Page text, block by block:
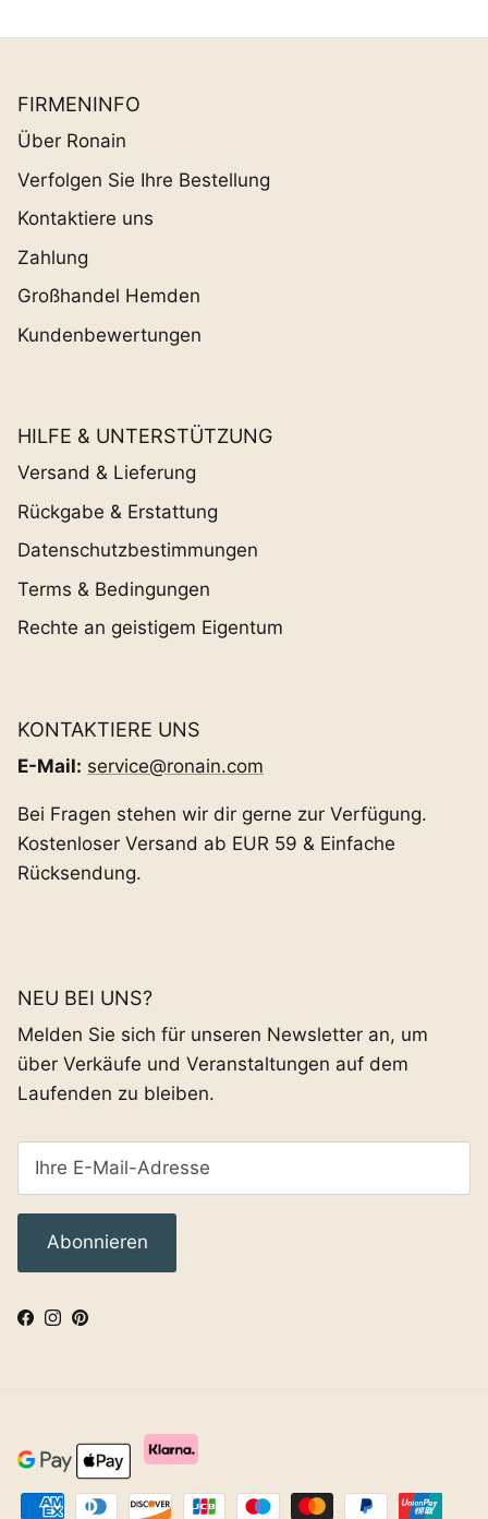
FIRMENINFO
Über Ronain
Verfolgen Sie Ihre Bestellung
Kontaktiere uns
Zahlung
Großhandel Hemden
Kundenbewertungen
HILFE & UNTERSTÜTZUNG
Versand & Lieferung
Rückgabe & Erstattung
Datenschutzbestimmungen
Terms & Bedingungen
Rechte an geistigem Eigentum
KONTAKTIERE UNS
E-Mail: service@ronain.com
Bei Fragen stehen wir dir gerne zur Verfügung.
Kostenloser Versand ab EUR 59 & Einfache
Rücksendung.
NEU BEI UNS?
Melden Sie sich für unseren Newsletter an, um
über Verkäufe und Veranstaltungen auf dem
Laufenden zu bleiben.
Abonnieren
Facebook
Instagram
Pinterest